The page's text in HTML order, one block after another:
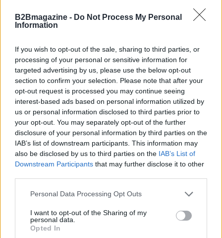
B2Bmagazine - Do Not Process My Personal
Information
If you wish to opt-out of the sale, sharing to third parties, or
processing of your personal or sensitive information for
targeted advertising by us, please use the below opt-out
section to confirm your selection. Please note that after your
opt-out request is processed you may continue seeing
interest-based ads based on personal information utilized by
us or personal information disclosed to third parties prior to
your opt-out. You may separately opt-out of the further
disclosure of your personal information by third parties on the
IAB’s list of downstream participants. This information may
also be disclosed by us to third parties on the IAB’s List of
Downstream Participants that may further disclose it to other
Please note that this website/app uses one or more Google
not limited to your visit or usage behaviour. You may click to
grant or deny consent to Google and its third-party tags to
use your data for below specified purposes in below Google
Personal Data Processing Opt Outs
I want to opt-out of the Sharing of my
personal data.
Opted In
Continua a leggere